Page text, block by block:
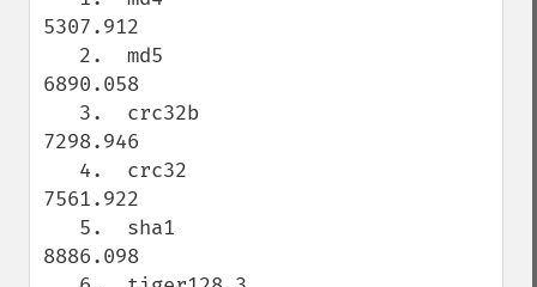
5307.912
6890.058
7298.946
7561.922
8886.098